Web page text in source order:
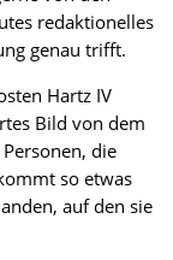
redaktionelles
genau trifft.
Hartz IV
Bild von dem
die
so etwas
auf den sie